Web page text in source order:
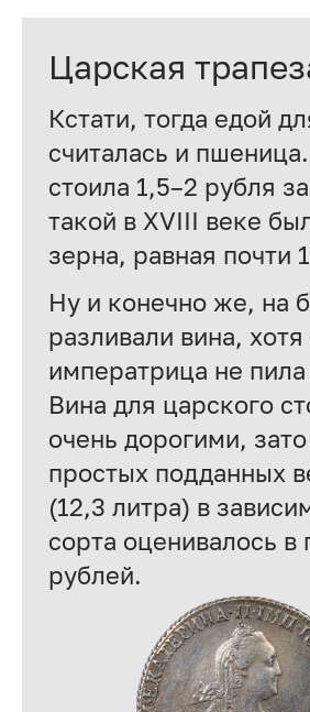
Царская
Кстати, тогда едой
считалась и
стоила 1,5–2 рубля
такой в XVIII веке
зерна, равная почти
Ну и конечно же, на
разливали вина,
императрица не пила
Вина для царского
очень дорогими,
простых подданных
(12,3 литра) в
сорта оценивалось в
рублей.